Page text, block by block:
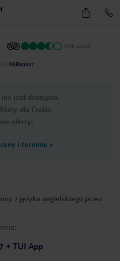
1 21
(308 opinii)
PAR00047
jest dostępna.
dla Ciebie
oferty:
i terminy »
z języka angielskiego przez
+ TUI App